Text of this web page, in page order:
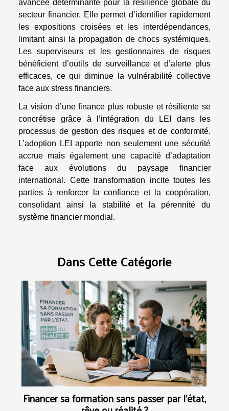
avancée déterminante pour la résilience globale du
secteur financier. Elle permet d’identifier rapidement
les expositions croisées et les interdépendances,
limitant ainsi la propagation de chocs systémiques.
Les superviseurs et les gestionnaires de risques
bénéficient d’outils de surveillance et d’alerte plus
efficaces, ce qui diminue la vulnérabilité collective
face aux stress financiers.
La vision d’une finance plus robuste et résiliente se
concrétise grâce à l’intégration du LEI dans les
processus de gestion des risques et de conformité.
L’adoption LEI apporte non seulement une sécurité
accrue mais également une capacité d’adaptation
face aux évolutions du paysage financier
international. Cette transformation incite toutes les
parties à renforcer la confiance et la coopération,
consolidant ainsi la stabilité et la pérennité du
système financier mondial.
Dans Cette Catégorie
Financer sa formation sans passer par l’état,